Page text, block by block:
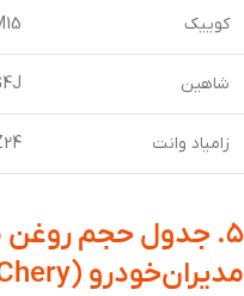
کوییک
شاهین
زامیاد وانت
۵. جدول حجم روغن
مدیران‌خودرو (MVM / Chery)